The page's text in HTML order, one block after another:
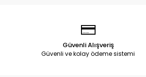
Güvenli Alışveriş
Güvenli ve kolay ödeme sistemi